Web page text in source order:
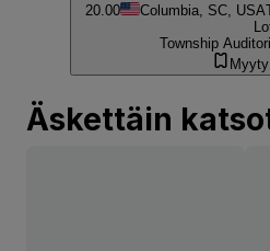
20.00 Columbia, SC, USA
Township
Äskettäin